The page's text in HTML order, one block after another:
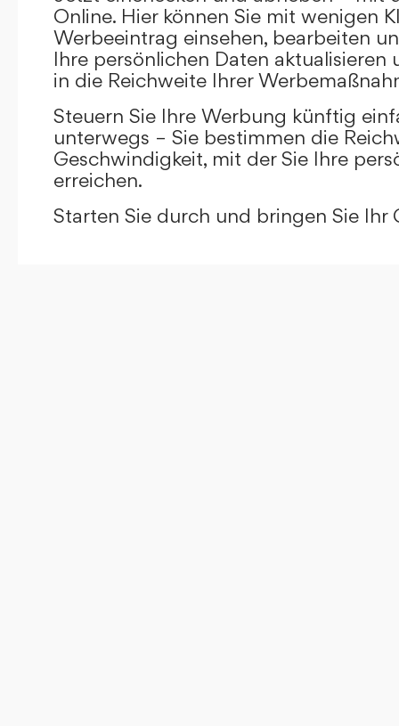
Online. Hier können Sie mit wenigen
Werbeeintrag einsehen, bearbeiten
Ihre persönlichen Daten aktualisieren
in die Reichweite Ihrer
Steuern Sie Ihre Werbung künftig
unterwegs – Sie bestimmen die
Geschwindigkeit, mit der Sie Ihre
erreichen.
Starten Sie durch und bringen Sie Ihr